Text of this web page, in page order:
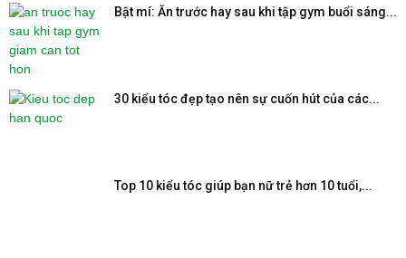
Bật mí: Ăn trước hay sau khi tập gym buổi sáng...
30 kiểu tóc đẹp tạo nên sự cuốn hút của các...
Top 10 kiểu tóc giúp bạn nữ trẻ hơn 10 tuổi,...